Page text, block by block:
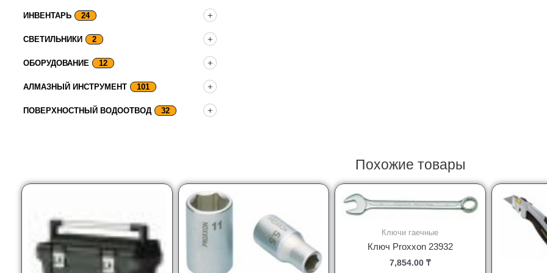
ИНВЕНТАРЬ 24
СВЕТИЛЬНИКИ 2
ОБОРУДОВАНИЕ 12
АЛМАЗНЫЙ ИНСТРУМЕНТ 101
ПОВЕРХНОСТНЫЙ ВОДООТВОД 32
Похожие товары
Ключи гаечные
Ключ Proxxon 23932
7,854.00₸